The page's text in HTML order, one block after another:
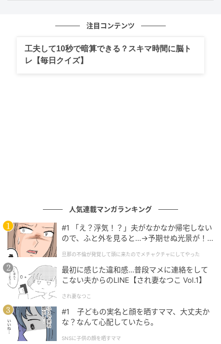
にすることが距離感のうまさにつながっているでしょ
られます。その姿が目に入ったあなたは、相手の気持
ちに配慮し、無理に踏み込まずに待つことができるの
う？」と軽くたずねたり、自分の近況を少し話したり
するだけで、相手は安心して言葉を返しやすくなるで
しょう。あなたの落ち着いた関わり方に、さらに配慮
を加えてみてください。
3. 「料理をする人」を選んだ人は「場の空気
を読む」
料理をする人を選んだあなたは、場の空気を読むこと
が距離感のうまさにつながっているでしょう。料理
注目コンテンツ
工夫して10秒で暗算できる？スキマ時間に脳ト
レ【毎日クイズ】
人気連載マンガランキング
#1 「え？浮気！？」夫がなかなか帰宅しない
ので、ふと外を見ると…→予期せぬ光景が！
クチャにしてやった
旦那の不倫が発覚して頭に来たのでメチャクチャにしてやった
最初に感じた違和感…普段マメに連絡をして
こない夫からのLINE【され妻なつこ Vol.1】
され妻なつこ
#1 子どもの実名と顔を晒すママ、大丈夫か
な？なんて心配していたら。
SNSに子供の顔を晒すママ